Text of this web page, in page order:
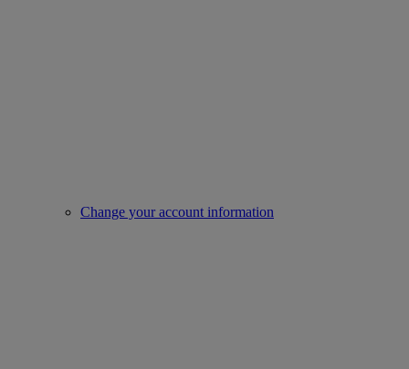
Change your account information